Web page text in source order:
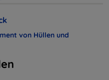
von Hüllen und